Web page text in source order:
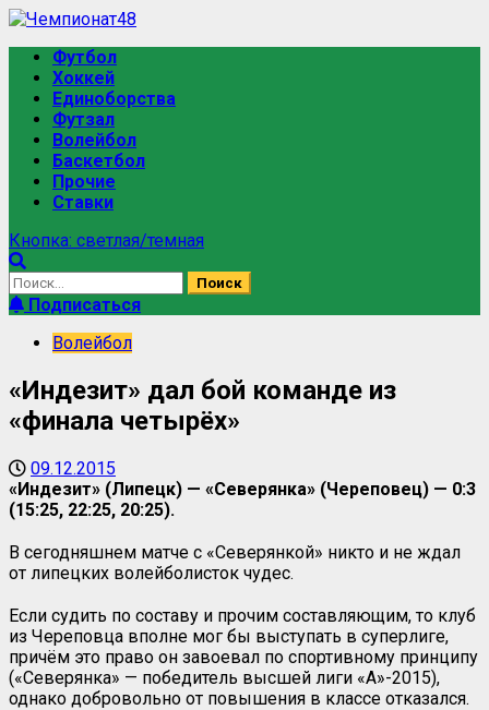
Футбол
Хоккей
Единоборства
Футзал
Волейбол
Баскетбол
Прочие
Ставки
Кнопка: светлая/темная
Подписаться
Волейбол
«Индезит» дал бой команде из
«финала четырёх»
09.12.2015
«Индезит» (Липецк) — «Северянка» (Череповец) — 0:3
(15:25, 22:25, 20:25).
В сегодняшнем матче с «Северянкой» никто и не ждал
от липецких волейболисток чудес.
Если судить по составу и прочим составляющим, то клуб
из Череповца вполне мог бы выступать в суперлиге,
причём это право он завоевал по спортивному принципу
(«Северянка» — победитель высшей лиги «А»-2015),
однако добровольно от повышения в классе отказался.